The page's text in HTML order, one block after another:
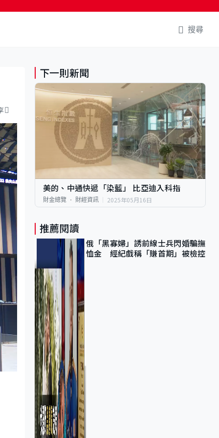
搜尋
下一則新聞
美的、中通快遞「染藍」 比亞迪入科指
財金總覽 財經資訊 2025年05月16日
推薦閱讀
俄「黑寡婦」誘前線士兵閃婚騙撫
恤金 經紀戲稱「賺首期」被檢控